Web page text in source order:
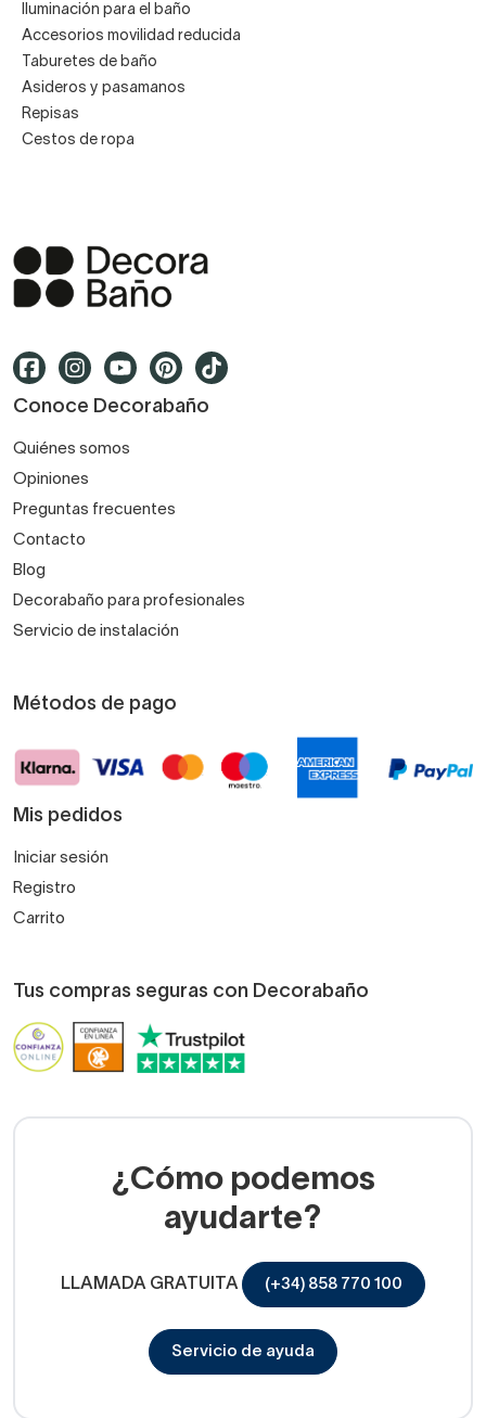
Iluminación para el baño
Accesorios movilidad reducida
Taburetes de baño
Asideros y pasamanos
Repisas
Cestos de ropa
Conoce Decorabaño
Quiénes somos
Opiniones
Preguntas frecuentes
Contacto
Blog
Decorabaño para profesionales
Servicio de instalación
Métodos de pago
Mis pedidos
Iniciar sesión
Registro
Carrito
Tus compras seguras con Decorabaño
¿Cómo podemos
ayudarte?
LLAMADA GRATUITA (+34) 858 770 100
Servicio de ayuda